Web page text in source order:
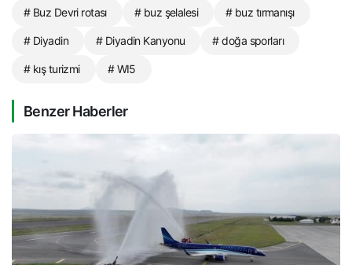
# Buz Devri rotası # buz şelalesi # buz tırmanışı
# Diyadin # Diyadin Kanyonu # doğa sporları
# kış turizmi # WI5
Benzer Haberler